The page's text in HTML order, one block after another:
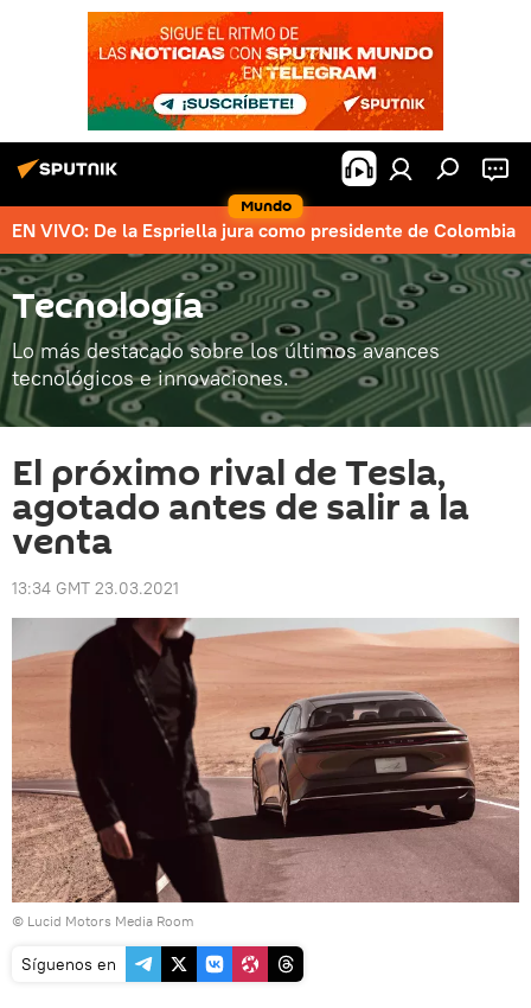
Mundo
EN VIVO: De la Espriella jura como presidente de Colombia
Tecnología
Lo más destacado sobre los últimos avances
tecnológicos e innovaciones.
El próximo rival de Tesla,
agotado antes de salir a la
venta
13:34 GMT 23.03.2021
© Lucid Motors Media Room
Síguenos en